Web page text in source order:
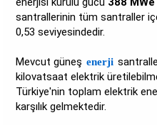
santrallerinin tüm santraller
0,53 seviyesindedir.
Mevcut güneş enerji
kilovatsaat elektrik
Türkiye'nin toplam elektrik
karşılık gelmektedir.